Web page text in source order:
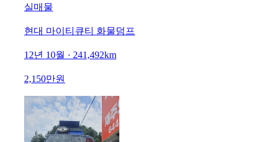
실매물
현대 마이티큐티 화물덤프
12년 10월 · 241,492km
2,150만원